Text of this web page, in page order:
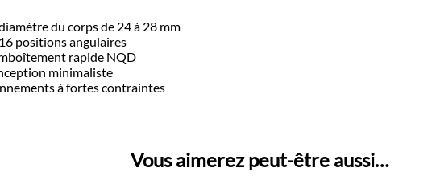
du corps de 24 à 28 mm
positions angulaires
rapide NQD
minimaliste
à fortes contraintes
Vous aimerez peut-être aussi…